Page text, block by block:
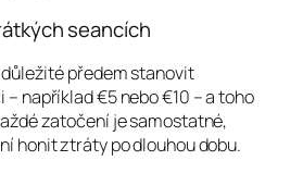
seancích
předem stanovit
například €5 nebo €10 – a toho
zatočení je samostatné,
honit ztráty po dlouhou dobu.